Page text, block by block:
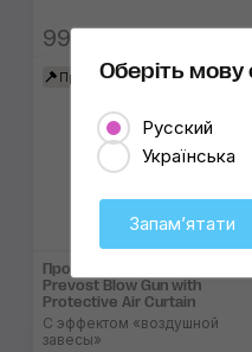
990 ₴
Продано
Продувочный пистолет
Prevost Blow Gun with
Protective Air Curtain
С эффектом «воздушной
завесы»
Оберіть мову
Русский
Українська
Запамʼятати